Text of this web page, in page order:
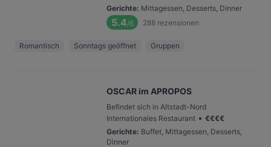
Gerichte: Mittagessen, Desserts, Dinner
5.4/6 288 rezensionen
Romantisch Sonntags geöffnet Gruppen
OSCAR im APROPOS
Befindet sich in Altstadt-Nord
Internationales Restaurant • €€€€
Gerichte: Buffet, Mittagessen, Desserts,
Dinner